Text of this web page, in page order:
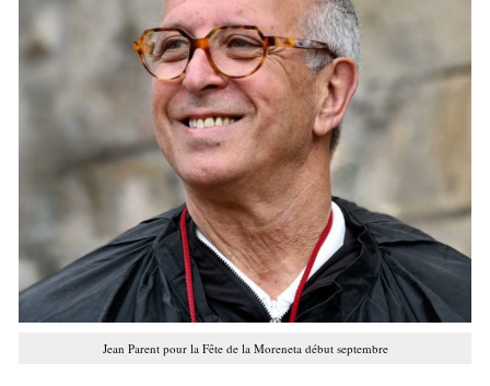
Jean Parent pour la Fête de la Moreneta début septembre